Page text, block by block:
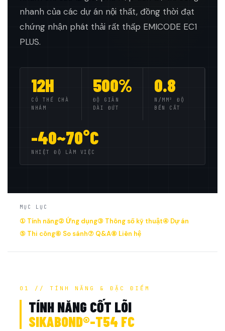
nhanh của các dự án nội thất, đồng thời đạt
chứng nhận phát thải rất thấp EMICODE EC1
PLUS.
12H
CÓ THỂ CHÀ
NHÁM
500%
ĐỘ GIÃN
DÀI ĐỨT
0.8
N/MM² ĐỘ
BỀN CẮT
-40~70°C
NHIỆT ĐỘ LÀM VIỆC
MỤC LỤC
① Tính năng② Ứng dụng③ Thông số kỹ thuật④ Dự án
⑤ Thi công⑥ So sánh⑦ Q&A⑧ Liên hệ
01 // TÍNH NĂNG & ĐẶC ĐIỂM
TÍNH NĂNG CỐT LÕI
SIKABOND®-T54 FC